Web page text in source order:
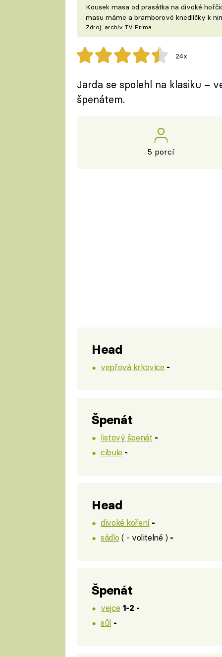
Kousek masa od prasátka na divoké
masu máme a bramborové knedlíčky k
Zdroj: archiv TV Prima
24x
Jarda se spolehl na klasiku –
špenátem.
5 porcí
Head
vepřová krkovice -
Špenát
listový špenát -
cibule -
Head
divoké koření -
sádlo ( - volitelné ) -
Špenát
vejce 1-2 -
sůl -